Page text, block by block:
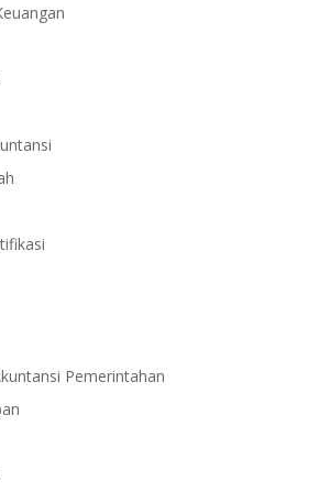
Pemerintahan